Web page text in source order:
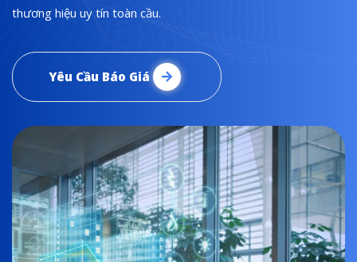
thương hiệu uy tín toàn cầu.
Yêu Cầu Báo Giá